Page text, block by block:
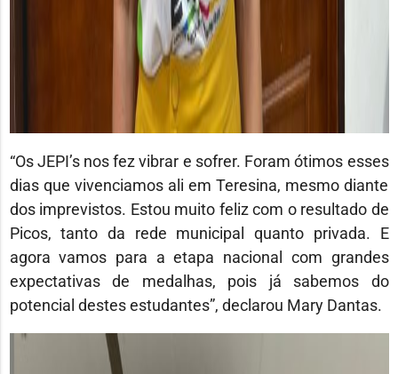
“Os JEPI’s nos fez vibrar e sofrer. Foram ótimos esses
dias que vivenciamos ali em Teresina, mesmo diante
dos imprevistos. Estou muito feliz com o resultado de
Picos, tanto da rede municipal quanto privada. E
agora vamos para a etapa nacional com grandes
expectativas de medalhas, pois já sabemos do
potencial destes estudantes”, declarou Mary Dantas.